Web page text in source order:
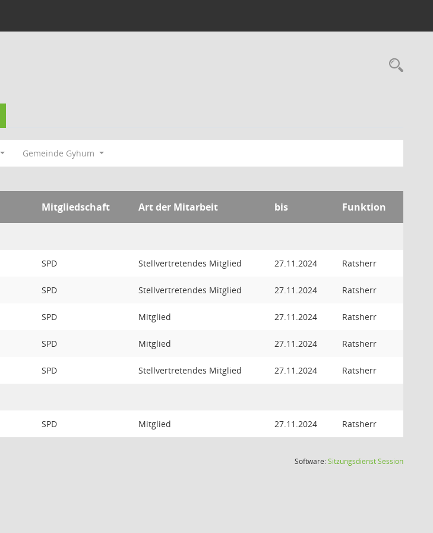
Gemeinde Gyhum
Mitgliedschaft Art der Mitarbeit bis Funktion
SPD Stellvertretendes Mitglied 27.11.2024 Ratsherr
SPD Stellvertretendes Mitglied 27.11.2024 Ratsherr
SPD Mitglied 27.11.2024 Ratsherr
SPD Mitglied 27.11.2024 Ratsherr
SPD Stellvertretendes Mitglied 27.11.2024 Ratsherr
SPD Mitglied 27.11.2024 Ratsherr
Software:SitzungsdienstSession(Wird in